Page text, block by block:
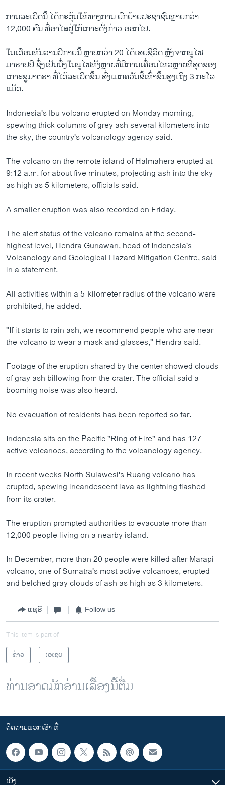
ການລະເບີດນີ້ ໄດ້ກະຕຸ້ນໃຫ້ທາງການ ຍົກຍ້າຍປະຊາຊົນຫຼາຍກວ່າ
12,000 ຄົນ ທີ່ອາໄສຢູ່ໃກ້ເກາະດັ່ງກ່າວ ອອກໄປ.
ໃນເດືອນທັນວານປີກາຍນີ້ ຫຼາບກວ່າ 20 ໄດ້ເສຍຊີວິດ ຫຼັງຈາກພູໄຟ
ມາຣາປປີ ຊຶ່ງເປັນນຶ່ງໃນພູໄຟທັງຫຼາຍທີ່ມີການເຄື່ອນໄຫວຫຼາຍທີ່ສຸດຂອງ
ເກາະຊູມາຕຣາ ທີ່ໄດ້ລະເບີດຂຶ້ນ ສົ່ງເມກຄວັນຂີ້ເທົ່າຂຶ້ນສູງເຖິງ 3 ກະໂລ
ແມັດ.
Indonesia's Ibu volcano erupted on Monday morning,
spewing thick columns of grey ash several kilometers into
the sky, the country's volcanology agency said.
The volcano on the remote island of Halmahera erupted at
9:12 a.m. for about five minutes, projecting ash into the sky
as high as 5 kilometers, officials said.
A smaller eruption was also recorded on Friday.
The alert status of the volcano remains at the second-
highest level, Hendra Gunawan, head of Indonesia's
Volcanology and Geological Hazard Mitigation Centre, said
in a statement.
All activities within a 5-kilometer radius of the volcano were
prohibited, he added.
"If it starts to rain ash, we recommend people who are near
the volcano to wear a mask and glasses," Hendra said.
Footage of the eruption shared by the center showed clouds
of gray ash billowing from the crater. The official said a
booming noise was also heard.
No evacuation of residents has been reported so far.
Indonesia sits on the Pacific "Ring of Fire" and has 127
active volcanoes, according to the volcanology agency.
In recent weeks North Sulawesi's Ruang volcano has
erupted, spewing incandescent lava as lightning flashed
from its crater.
The eruption prompted authorities to evacuate more than
12,000 people living on a nearby island.
In December, more than 20 people were killed after Marapi
volcano, one of Sumatra's most active volcanoes, erupted
and belched gray clouds of ash as high as 3 kilometers.
ແຊຣ໌ Follow us
This item is part of
ຂ່າວ
ເອເຊຍ
ທ່ານອາດມັກອ່ານເລື້ອງນີ້ຕື່ມ
ຕິດຕາມພວກເຮົາ ທີ່
ເບິ່ງ